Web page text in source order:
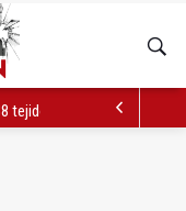
tejidos durante 2026